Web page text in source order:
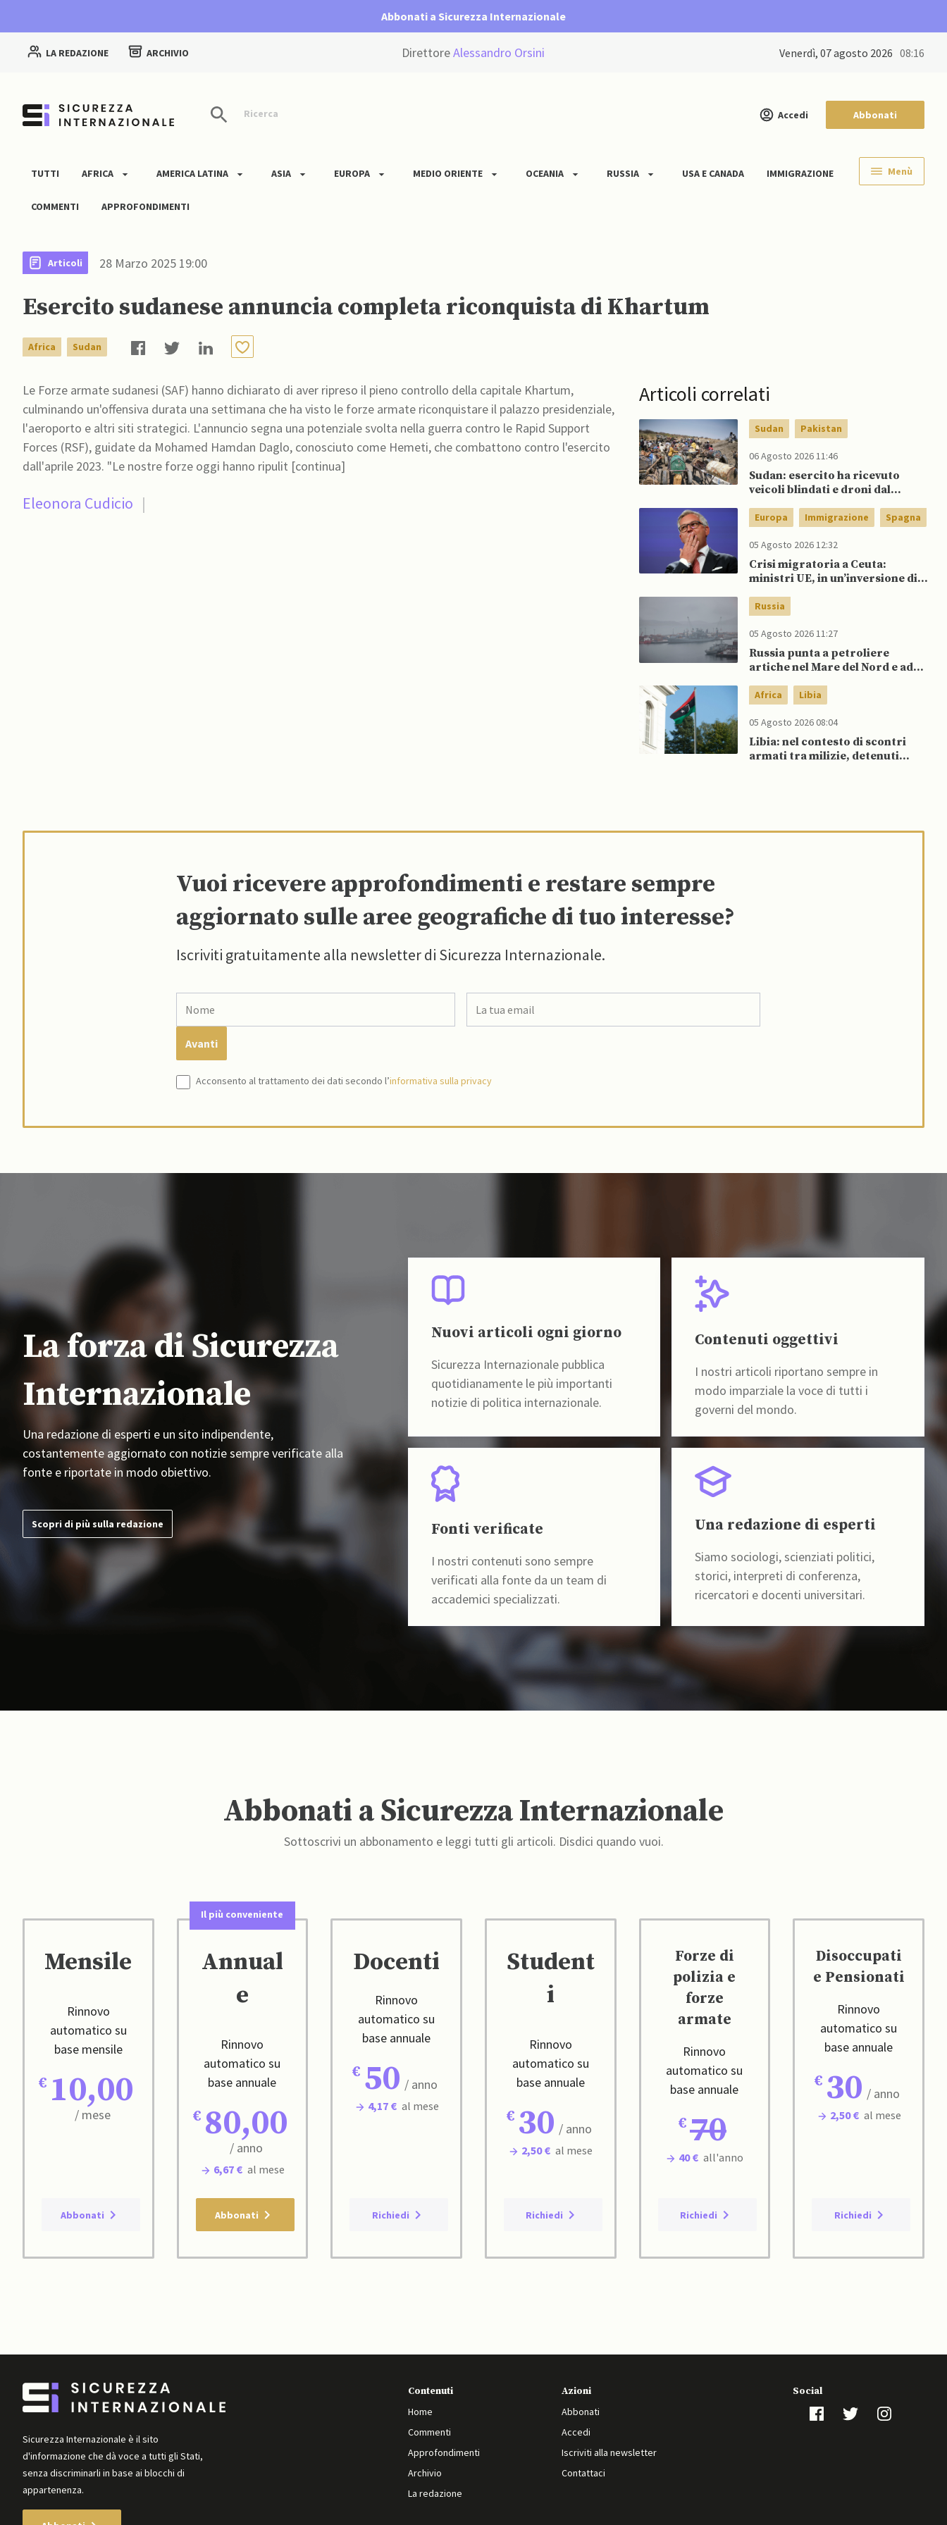
Abbonati a Sicurezza Internazionale
LA REDAZIONE ARCHIVIO DirettoreAlessandro Orsini venerdì, 07 agosto 2026 08:16
Ricerca Accedi Abbonati
TUTTI AFRICA AMERICA LATINA ASIA EUROPA MEDIO ORIENTE OCEANIA RUSSIA USA E CANADA IMMIGRAZIONE
COMMENTI APPROFONDIMENTI
Menù
Articoli 28 Marzo 2025 19:00
Esercito sudanese annuncia completa riconquista di Khartum
Africa Sudan
Le Forze armate sudanesi (SAF) hanno dichiarato di aver ripreso il pieno controllo della capitale Khartum,
culminando un'offensiva durata una settimana che ha visto le forze armate riconquistare il palazzo presidenziale,
l'aeroporto e altri siti strategici. L'annuncio segna una potenziale svolta nella guerra contro le Rapid Support
Forces (RSF), guidate da Mohamed Hamdan Daglo, conosciuto come Hemeti, che combattono contro l'esercito
dall'aprile 2023. "Le nostre forze oggi hanno ripulit [continua]
Eleonora Cudicio |
Articoli correlati
Sudan Pakistan
06 Agosto 2026 11:46
Sudan: esercito ha ricevuto
veicoli blindati e droni dal
Europa Immigrazione Spagna
05 Agosto 2026 12:32
Crisi migratoria a Ceuta:
ministri UE, in un’inversione di
sostegno della Spagna
Russia
05 Agosto 2026 11:27
Russia punta a petroliere
artiche nel Mare del Nord e ad
aggirare sanzioni occidentali
Africa Libia
05 Agosto 2026 08:04
Libia: nel contesto di scontri
armati tra milizie, detenuti
Vuoi ricevere approfondimenti e restare sempre
aggiornato sulle aree geografiche di tuo interesse?
Iscriviti gratuitamente alla newsletter di Sicurezza Internazionale.
Acconsento al trattamento dei dati secondo l’informativa sulla privacy
La forza di Sicurezza
Internazionale
Una redazione di esperti e un sito indipendente,
costantemente aggiornato con notizie sempre verificate alla
fonte e riportate in modo obiettivo.
Scopri di più sulla redazione
Nuovi articoli ogni giorno
Sicurezza Internazionale pubblica
quotidianamente le più importanti
notizie di politica internazionale.
Contenuti oggettivi
I nostri articoli riportano sempre in
modo imparziale la voce di tutti i
governi del mondo.
Fonti verificate
I nostri contenuti sono sempre
verificati alla fonte da un team di
accademici specializzati.
Una redazione di esperti
Siamo sociologi, scienziati politici,
storici, interpreti di conferenza,
ricercatori e docenti universitari.
Abbonati a Sicurezza Internazionale
Sottoscrivi un abbonamento e leggi tutti gli articoli. Disdici quando vuoi.
Mensile
Rinnovo
automatico su
base mensile
10,00
/ mese
Abbonati
Il più conveniente
Annual
e
Rinnovo
automatico su
base annuale
80,00
/ anno
6,67 € al mese
Abbonati
Docenti
Rinnovo
automatico su
base annuale
50 / anno
4,17 € al mese
Richiedi
Student
i
Rinnovo
automatico su
base annuale
30 / anno
2,50 € al mese
Richiedi
Forze di
polizia e
forze
armate
Rinnovo
automatico su
base annuale
70
40 € all'anno
Richiedi
Disoccupati
e Pensionati
Rinnovo
automatico su
base annuale
30 / anno
2,50 € al mese
Richiedi
Sicurezza Internazionale è il sito
d'informazione che dà voce a tutti gli Stati,
senza discriminarli in base ai blocchi di
appartenenza.
Contenuti
Home
Commenti
Approfondimenti
Archivio
La redazione
Azioni
Abbonati
Accedi
Iscriviti alla newsletter
Contattaci
Social